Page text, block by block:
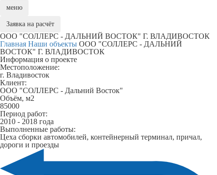
меню
Заявка на расчёт
ООО "СОЛЛЕРС - ДАЛЬНИЙ ВОСТОК" Г. ВЛАДИВОСТОК
Главная Наши объекты ООО "СОЛЛЕРС - ДАЛЬНИЙ
ВОСТОК" Г. ВЛАДИВОСТОК
Информация о проекте
Местоположение:
г. Владивосток
Клиент:
ООО "СОЛЛЕРС - Дальний Восток"
Объём, м2
85000
Период работ:
2010 - 2018 года
Выполненные работы:
Цеха сборки автомобилей, контейнерный терминал, причал,
дороги и проезды